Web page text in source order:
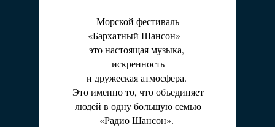
Морской фестиваль
«Бархатный Шансон» –
это настоящая музыка,
искренность
и дружеская атмосфера.
Это именно то, что объединяет
людей в одну большую семью
«Радио Шансон».